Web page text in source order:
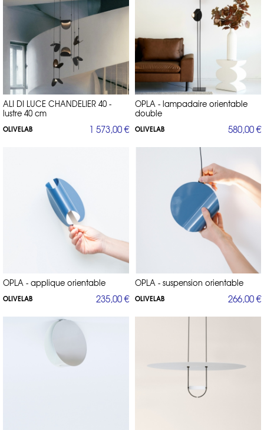
ALI DI LUCE CHANDELIER 40 -
lustre 40 cm
OLIVELAB 1 573,00 €
OPLA - lampadaire orientable
double
OLIVELAB 580,00 €
OPLA - applique orientable
OLIVELAB 235,00 €
OPLA - suspension orientable
OLIVELAB 266,00 €